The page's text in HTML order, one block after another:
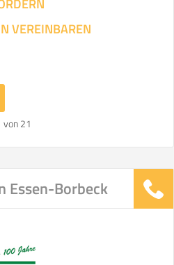
VEREINBAREN
von 21
Essen-Borbeck